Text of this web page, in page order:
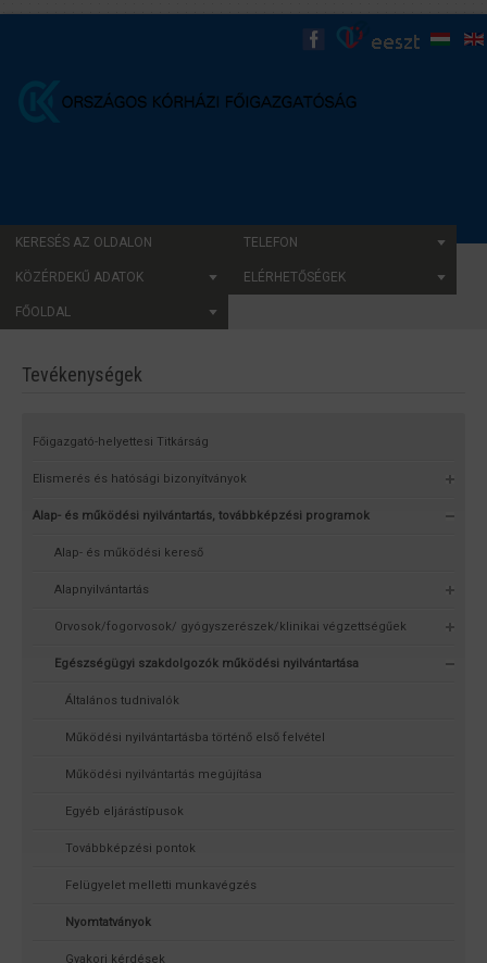
KERESÉS AZ OLDALON TELEFON
KÖZÉRDEKŰ ADATOK ELÉRHETŐSÉGEK
FŐOLDAL
Tevékenységek
Főigazgató-helyettesi Titkárság
Elismerés és hatósági bizonyítványok
Alap- és működési nyilvántartás, továbbképzési programok
Alap- és működési kereső
Alapnyilvántartás
Orvosok/fogorvosok/ gyógyszerészek/klinikai végzettségűek
Egészségügyi szakdolgozók működési nyilvántartása
Általános tudnivalók
Működési nyilvántartásba történő első felvétel
Működési nyilvántartás megújítása
Egyéb eljárástípusok
Továbbképzési pontok
Felügyelet melletti munkavégzés
Nyomtatványok
Gyakori kérdések